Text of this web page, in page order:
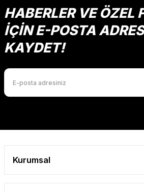
Ürün bilgilerinde hatalar bulunuyor.
Ürün fiyatı diğer sitelerden daha pahalı.
Bu ürüne benzer farklı alternatifler
HABERLER VE ÖZEL
İÇİN E-POSTA
KAYDET!
Kurumsal